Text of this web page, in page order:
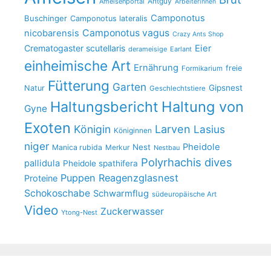
Buschinger Camponotus lateralis Camponotus
nicobarensis Camponotus vagus Crazy Ants Shop
Crematogaster scutellaris derameisige Earlant Eier
einheimische Art Ernährung Formikarium freie
Natur Fütterung Garten Geschlechtstiere Gipsnest
Gyne Haltungsbericht Haltung von
Exoten Königin Königinnen Larven Lasius
niger Manica rubida Merkur Nest Nestbau Pheidole
pallidula Pheidole spathifera Polyrhachis dives
Proteine Puppen Reagenzglasnest
Schokoschabe Schwarmflug südeuropäische Art
Video Ytong-Nest Zuckerwasser